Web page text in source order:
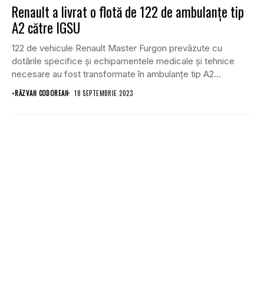
Renault a livrat o flotă de 122 de ambulanțe tip
A2 către IGSU
122 de vehicule Renault Master Furgon prevăzute cu
dotările specifice şi echipamentele medicale şi tehnice
necesare au fost transformate în ambulanţe tip A2...
•RĂZVAN CODOREAN 18 SEPTEMBRIE 2023